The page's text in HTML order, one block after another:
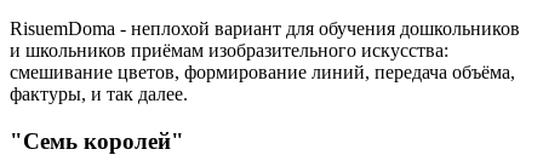
RisuemDoma - неплохой вариант для обучения дошкольников
и школьников приёмам изобразительного искусства:
смешивание цветов, формирование линий, передача объёма,
фактуры, и так далее.
"Семь королей"